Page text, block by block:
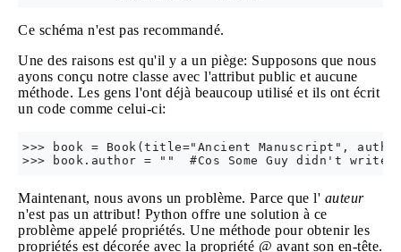
Ce schéma n'est pas recommandé.
Une des raisons est qu'il y a un piège: Supposons que nous
ayons conçu notre classe avec l'attribut public et aucune
méthode. Les gens l'ont déjà beaucoup utilisé et ils ont écrit
un code comme celui-ci:
>>> book = Book(title="Ancient Manuscript",
Maintenant, nous avons un problème. Parce que l' auteur
n'est pas un attribut! Python offre une solution à ce
problème appelé propriétés. Une méthode pour obtenir les
propriétés est décorée avec la propriété @ avant son en-tête.